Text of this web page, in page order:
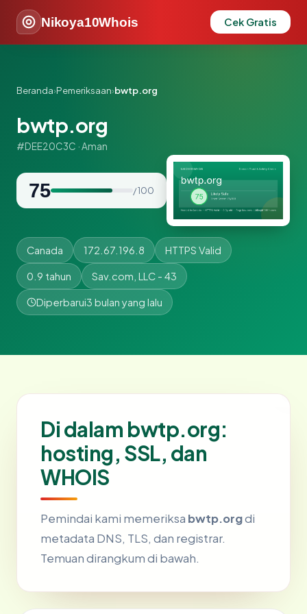
Nikoya10Whois Cek Gratis
Beranda›Pemeriksaan›bwtp.org
bwtp.org
#DEE20C3C · Aman
75 / 100
Canada 172.67.196.8 HTTPS Valid
0.9 tahun Sav.com, LLC - 43
Diperbarui3 bulan yang lalu
Di dalam bwtp.org:
hosting, SSL, dan
WHOIS
Pemindai kami memeriksa bwtp.orgdi
metadata DNS, TLS, dan registrar.
Temuan dirangkum di bawah.